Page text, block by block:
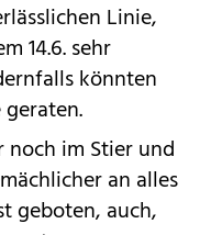
Linie,
14.6. sehr
könnten
noch im Stier und
an alles
geboten, auch,